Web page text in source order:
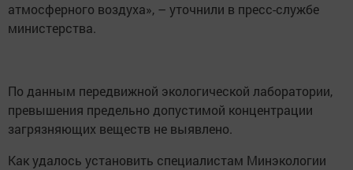
атмосферного воздуха», – уточнили в пресс-службе
министерства.
По данным передвижной экологической лаборатории,
превышения предельно допустимой концентрации
загрязняющих веществ не выявлено.
Как удалось установить специалистам Минэкологии